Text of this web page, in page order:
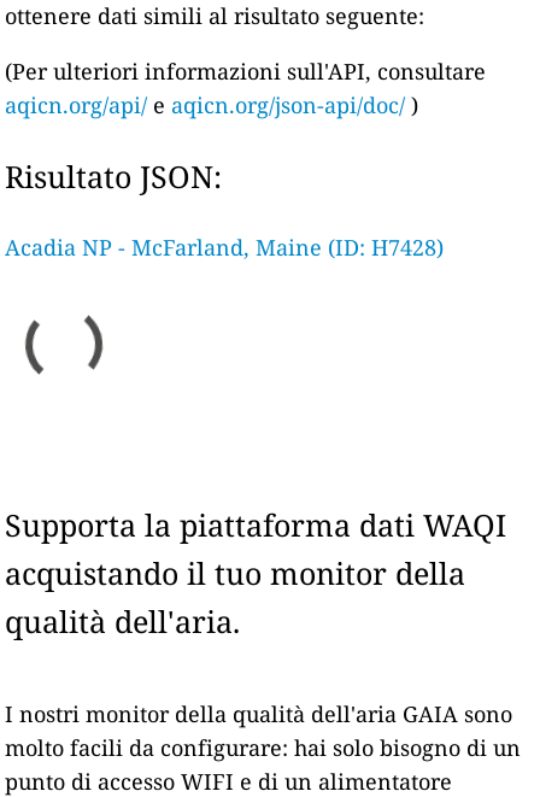
ottenere dati simili al risultato seguente:
(Per ulteriori informazioni sull'API, consultare
aqicn.org/api/ e aqicn.org/json-api/doc/ )
Risultato JSON:
Acadia NP - McFarland, Maine (ID: H7428)
Supporta la piattaforma dati WAQI
acquistando il tuo monitor della
qualità dell'aria.
I nostri monitor della qualità dell'aria GAIA sono
molto facili da configurare: hai solo bisogno di un
punto di accesso WIFI e di un alimentatore